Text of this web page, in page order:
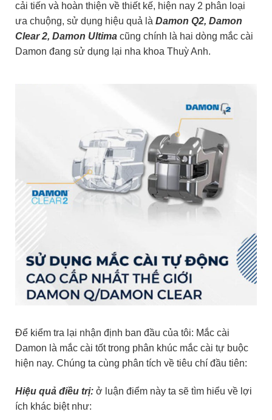
cải tiến và hoàn thiện về thiết kế, hiện nay 2 phân loại
ưa chuộng, sử dụng hiệu quả là Damon Q2, Damon
Clear 2, Damon Ultima cũng chính là hai dòng mắc cài
Damon đang sử dụng lại nha khoa Thuỳ Anh.
Để kiểm tra lại nhận định ban đầu của tôi: Mắc cài
Damon là mắc cài tốt trong phân khúc mắc cài tự buộc
hiện nay. Chúng ta cùng phân tích về tiêu chí đầu tiên:
Hiệu quả điều trị: ở luận điểm này ta sẽ tìm hiểu về lợi
ích khác biệt như: